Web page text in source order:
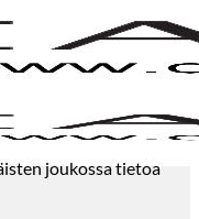
joukossa tietoa